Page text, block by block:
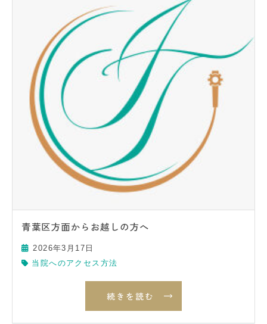
青葉区方面からお越しの方へ
2026年3月17日
当院へのアクセス方法
続きを読む